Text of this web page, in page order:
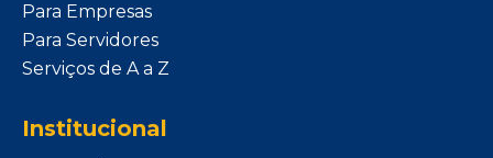
Para Empresas
Para Servidores
Serviços de A a Z
Institucional